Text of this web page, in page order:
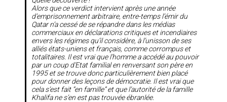
Alors que ce verdict intervient après une année
d’emprisonnement arbitraire, entre-temps l’émir du
Qatar n’a cessé de se répandre dans les médias
commerciaux en déclarations critiques et incendiaires
envers les régimes qu’il considère, à l’unisson de ses
alliés états-uniens et français, comme corrompus et
totalitaires. Il est vrai que l’homme a accédé au pouvoir
par un coup d’Etat familial en renversant son père en
1995 et se trouve donc particulièrement bien placé
pour donner des leçons de démocratie. Il est vrai que
cela s’est fait “en famille” et que l’autorité de la famille
Khalifa ne s’en est pas trouvée ébranlée.